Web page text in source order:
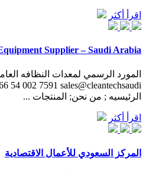
اقرأ أكثر
Supplier – Saudi Arabia
المورد الرسمي لمعدات النظافه
الرئيسيه ; من نحن; المنتجات ...
اقرأ أكثر
المركز السعودي للأعمال الاقتصادية